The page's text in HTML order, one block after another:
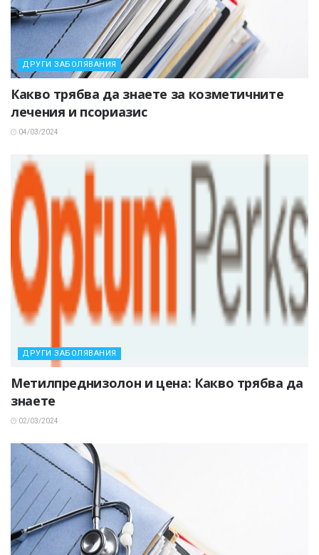
ДРУГИ ЗАБОЛЯВАНИЯ
Какво трябва да знаете за козметичните
лечения и псориазис
04/03/2024
ДРУГИ ЗАБОЛЯВАНИЯ
Метилпреднизолон и цена: Какво трябва да
знаете
02/03/2024